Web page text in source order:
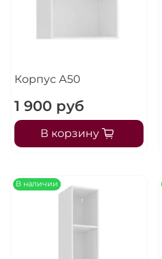
Корпус А50
1 900 руб
В корзину
В наличии